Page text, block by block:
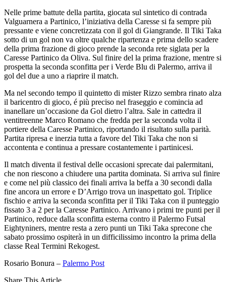
Nelle prime battute della partita, giocata sul sintetico di contrada
Valguarnera a Partinico, l’iniziativa della Caresse si fa sempre più
pressante e viene concretizzata con il gol di Giangrande. Il Tiki Taka
sotto di un gol non va oltre qualche ripartenza e prima dello scadere
della prima frazione di gioco prende la seconda rete siglata per la
Caresse Partinico da Oliva. Sul finire del la prima frazione, mentre si
prospetta la seconda sconfitta per i Verde Blu di Palermo, arriva il
gol del due a uno a riaprire il match.
Ma nel secondo tempo il quintetto di mister Rizzo sembra rinato alza
il baricentro di gioco, é più preciso nel fraseggio e comincia ad
inanellare un’occasione da Gol dietro l’altra. Sale in cattedra il
ventitreenne Marco Romano che fredda per la seconda volta il
portiere della Caresse Partinico, riportando il risultato sulla parità.
Partita ripresa e inerzia tutta a favore del Tiki Taka che non si
accontenta e continua a pressare costantemente i partinicesi.
Il match diventa il festival delle occasioni sprecate dai palermitani,
che non riescono a chiudere una partita dominata. Si arriva sul finire
e come nel più classico dei finali arriva la beffa a 30 secondi dalla
fine ancora un errore e D’Arrigo trova un inaspettato gol. Triplice
fischio e arriva la seconda sconfitta per il Tiki Taka con il punteggio
fissato 3 a 2 per la Caresse Partinico. Arrivano i primi tre punti per il
Partinico, reduce dalla sconfitta esterna contro il Palermo Futsal
Eightyniners, mentre resta a zero punti un Tiki Taka sprecone che
sabato prossimo ospiterà in un difficilissimo incontro la prima della
classe Real Termini Rekogest.
Rosario Bonura – Palermo Post
Share This Article